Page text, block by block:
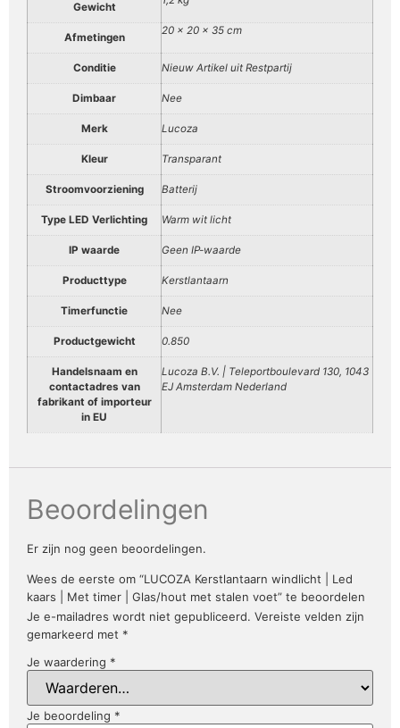
Gewicht
Afmetingen
20 × 20 × 35 cm
Conditie Nieuw Artikel uit Restpartij
Dimbaar Nee
Merk Lucoza
Kleur Transparant
Stroomvoorziening Batterij
Type LED Verlichting Warm wit licht
IP waarde Geen IP-waarde
Producttype Kerstlantaarn
Timerfunctie Nee
Productgewicht 0.850
Handelsnaam en
contactadres van
fabrikant of importeur
in EU
Lucoza B.V. | Teleportboulevard 130, 1043
EJ Amsterdam Nederland
Beoordelingen
Er zijn nog geen beoordelingen.
Wees de eerste om “LUCOZA Kerstlantaarn windlicht | Led
kaars | Met timer | Glas/hout met stalen voet” te beoordelen
Je e-mailadres wordt niet gepubliceerd. Vereiste velden zijn
gemarkeerd met *
Je waardering *
Je beoordeling *